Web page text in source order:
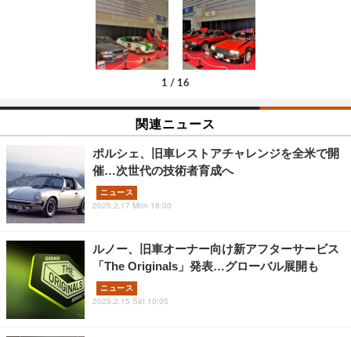
1 / 16
関連ニュース
ポルシェ、旧車レストアチャレンジを全米で開
催…次世代の技術者育成へ
ニュース
2025.2.17 Mon 18:00
ルノー、旧車オーナー向け新アフターサービス
「The Originals」発表…グローバル展開も
ニュース
2025.2.15 Sat 10:05